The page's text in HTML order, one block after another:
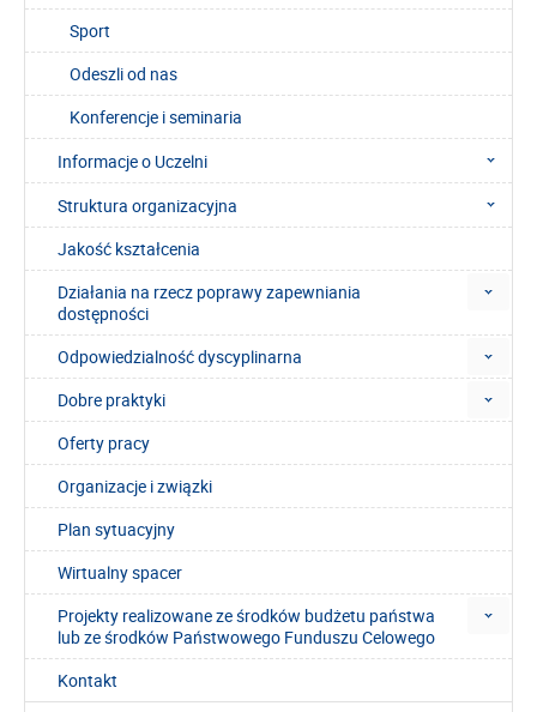
Sport
Odeszli od nas
Konferencje i seminaria
Informacje o Uczelni
Struktura organizacyjna
Jakość kształcenia
Działania na rzecz poprawy zapewniania
dostępności
Odpowiedzialność dyscyplinarna
Dobre praktyki
Oferty pracy
Organizacje i związki
Plan sytuacyjny
Wirtualny spacer
Projekty realizowane ze środków budżetu państwa
lub ze środków Państwowego Funduszu Celowego
Kontakt